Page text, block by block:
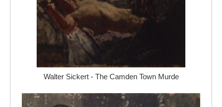
Walter Sickert - The Camden Town Murde